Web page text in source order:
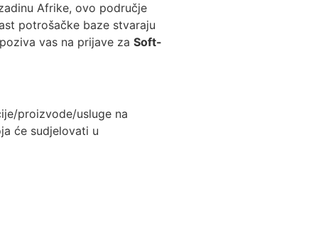
Afrike, ovo područje
potrošačke baze stvaraju
poziva vas na prijave za Soft-
proizvode/usluge na
će sudjelovati u